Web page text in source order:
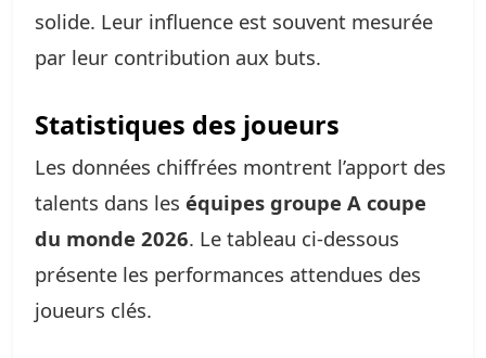
solide. Leur influence est souvent mesurée
par leur contribution aux buts.
Statistiques des joueurs
Les données chiffrées montrent l’apport des
talents dans les équipes groupe A coupe
du monde 2026. Le tableau ci-dessous
présente les performances attendues des
joueurs clés.